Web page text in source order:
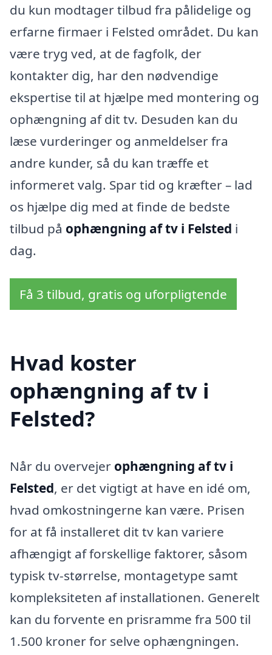
du kun modtager tilbud fra pålidelige og
erfarne firmaer i Felsted området. Du kan
være tryg ved, at de fagfolk, der
kontakter dig, har den nødvendige
ekspertise til at hjælpe med montering og
ophængning af dit tv. Desuden kan du
læse vurderinger og anmeldelser fra
andre kunder, så du kan træffe et
informeret valg. Spar tid og kræfter – lad
os hjælpe dig med at finde de bedste
tilbud på ophængning af tv i Felsted i
dag.
Få 3 tilbud, gratis og uforpligtende
Hvad koster
ophængning af tv i
Felsted?
Når du overvejer ophængning af tv i
Felsted, er det vigtigt at have en idé om,
hvad omkostningerne kan være. Prisen
for at få installeret dit tv kan variere
afhængigt af forskellige faktorer, såsom
typisk tv-størrelse, montagetype samt
kompleksiteten af installationen. Generelt
kan du forvente en prisramme fra 500 til
1.500 kroner for selve ophængningen.